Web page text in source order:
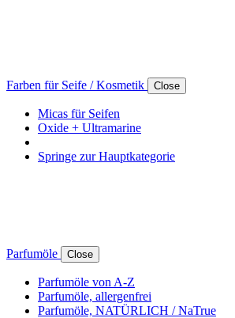
Farben für Seife / Kosmetik Close
Micas für Seifen
Oxide + Ultramarine
Springe zur Hauptkategorie
Parfumöle Close
Parfumöle von A-Z
Parfumöle, allergenfrei
Parfumöle, NATÜRLICH / NaTrue